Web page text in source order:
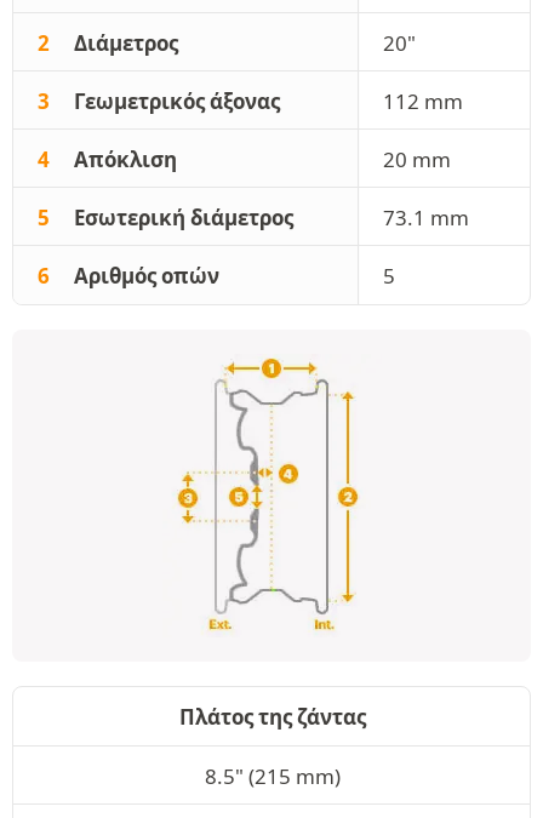
2 Διάμετρος 20"
3 Γεωμετρικός άξονας 112 mm
4 Απόκλιση 20 mm
5 Εσωτερική διάμετρος 73.1 mm
6 Αριθμός οπών 5
Πλάτος της ζάντας
8.5" (215 mm)